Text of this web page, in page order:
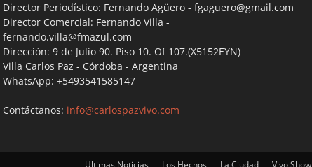
Director Periodístico: Fernando Agüero - fgaguero@gmail.com
Director Comercial: Fernando Villa -
fernando.villa@fmazul.com
Dirección: 9 de Julio 90. Piso 10. Of 107.(X5152EYN)
Villa Carlos Paz - Córdoba - Argentina
WhatsApp: +5493541585147
Contáctanos: info@carlospazvivo.com